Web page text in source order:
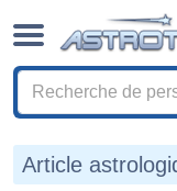
Article